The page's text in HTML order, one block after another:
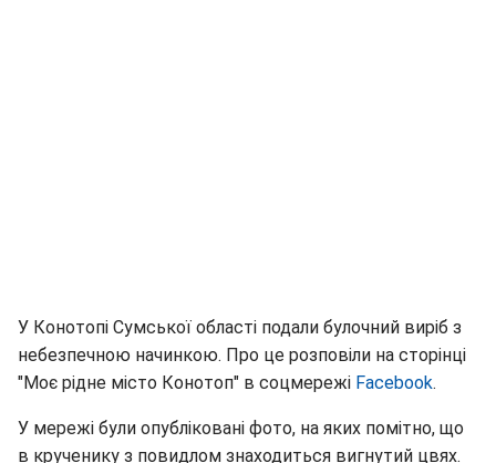
У Конотопі Сумської області подали булочний виріб з
небезпечною начинкою. Про це розповіли на сторінці
"Моє рідне місто Конотоп" в соцмережі Facebook.
У мережі були опубліковані фото, на яких помітно, що
в крученику з повидлом знаходиться вигнутий цвях.